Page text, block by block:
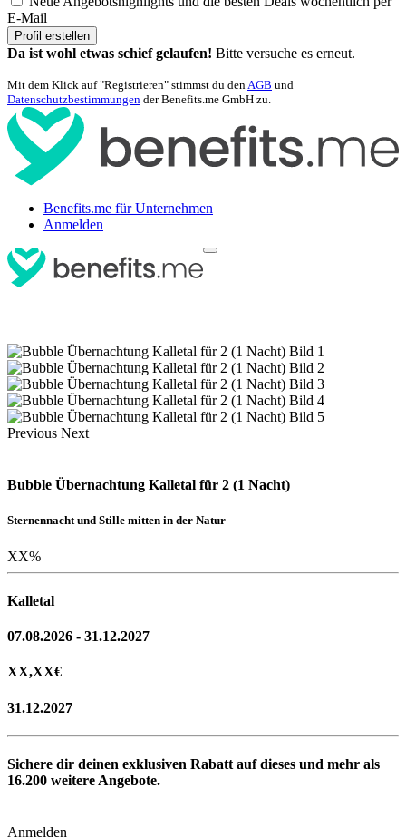
E-Mail
Profil erstellen
Da ist wohl etwas schief gelaufen! Bitte versuche es erneut.
Mit dem Klick auf "Registrieren" stimmst du denAGB und
Datenschutzbestimmungen der Benefits.me GmbH zu.
Benefits.me für Unternehmen
Anmelden
Previous Next
Bubble Übernachtung Kalletal für 2 (1 Nacht)
Sternennacht und Stille mitten in der Natur
XX%
Kalletal
07.08.2026 - 31.12.2027
XX,XX€
31.12.2027
Sichere dir deinen exklusiven Rabatt auf dieses und mehr als
16.200 weitere Angebote.
Anmelden